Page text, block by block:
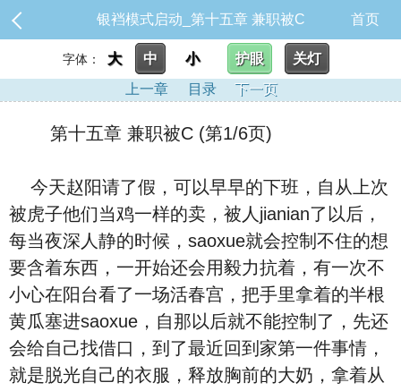
银裆模式启动_第十五章 兼职被C 首页
字体： 大 中 小 护眼
关灯
上一章
目录 下一页
第十五章 兼职被C (第1/6页)
今天赵阳请了假，可以早早的下班，自从上次
被虎子他们当鸡一样的卖，被人jianian了以后，
每当夜深人静的时候，saoxue就会控制不住的想
要含着东西，一开始还会用毅力抗着，有一次不
小心在阳台看了一场活春宫，把手里拿着的半根
黄瓜塞进saoxue，自那以后就不能控制了，先还
会给自己找借口，到了最近回到家第一件事情，
就是脱光自己的衣服，释放胸前的大奶，拿着从